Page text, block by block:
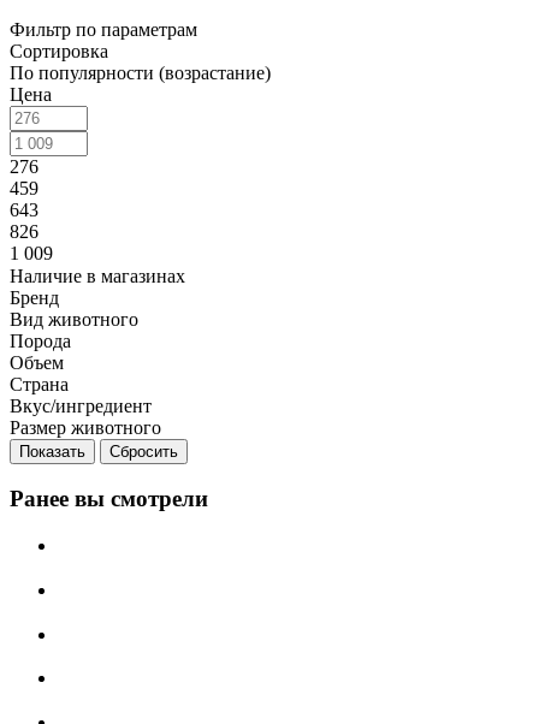
Фильтр по параметрам
Сортировка
По популярности (возрастание)
Цена
276
459
643
826
1 009
Наличие в магазинах
Бренд
Вид животного
Порода
Объем
Страна
Вкус/ингредиент
Размер животного
Сбросить
Ранее вы смотрели